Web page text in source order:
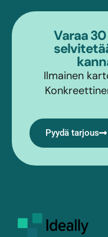
Varaa
Ilmainen
Pyydä tarjous